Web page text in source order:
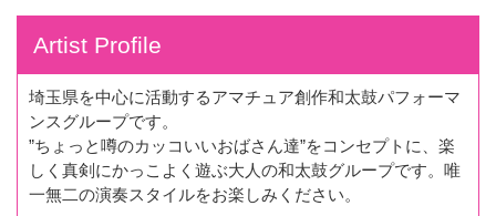
Artist Profile
埼玉県を中心に活動するアマチュア創作和太鼓パフォーマ
ンスグループです。
”ちょっと噂のカッコいいおばさん達”をコンセプトに、楽
しく真剣にかっこよく遊ぶ大人の和太鼓グループです。唯
一無二の演奏スタイルをお楽しみください。